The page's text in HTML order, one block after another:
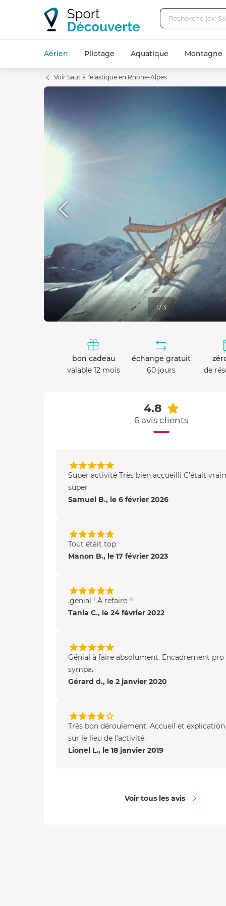
Aérien Pilotage Aquatique Montagne
Voir Saut à l'élastique en Rhône-Alpes
1 / 3
bon cadeau
valable 12 mois
échange gratuit
60 jours
de
4.8
6 avis clients
Super activité Très bien accueilli C'était
super
Samuel B., le 6 février 2026
Tout était top
Manon B., le 17 février 2023
.genial ! À refaire !!
Tania C., le 24 février 2022
Génial à faire absolument. Encadrement
sympa.
Gérard d., le 2 janvier 2020
Très bon déroulement. Accueil et
sur le lieu de l'activité.
Lionel L., le 18 janvier 2019
Voir tous les avis